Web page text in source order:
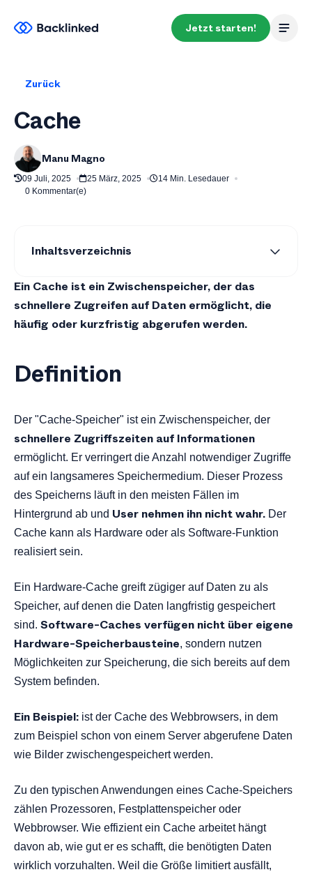
Jetzt starten!
Zurück
Cache
Manu Magno
09 Juli, 2025 25 März, 2025
14 Min. Lesedauer
0 Kommentar(e)
Inhaltsverzeichnis
Was ist das Ziel eines Cache Speichers?
Was sind die Vor- und Nachteile des Cache
Speichers?
Warum sollte man den Cache regelmäßig
leeren?
Was ist ein Force Refresh?
Ein Cache ist ein Zwischenspeicher, der das
schnellere Zugreifen auf Daten ermöglicht, die
häufig oder kurzfristig abgerufen werden.
Definition
Der "Cache-Speicher" ist ein Zwischenspeicher, der
schnellere Zugriffszeiten auf Informationen
ermöglicht. Er verringert die Anzahl notwendiger Zugriffe
auf ein langsameres Speichermedium. Dieser Prozess
des Speicherns läuft in den meisten Fällen im
Hintergrund ab und User nehmen ihn nicht wahr. Der
Cache kann als Hardware oder als Software-Funktion
realisiert sein.
Ein Hardware-Cache greift zügiger auf Daten zu als
Speicher, auf denen die Daten langfristig gespeichert
sind. Software-Caches verfügen nicht über eigene
Hardware-Speicherbausteine, sondern nutzen
Möglichkeiten zur Speicherung, die sich bereits auf dem
System befinden.
Ein Beispiel: ist der Cache des Webbrowsers, in dem
zum Beispiel schon von einem Server abgerufene Daten
wie Bilder zwischengespeichert werden.
Zu den typischen Anwendungen eines Cache-Speichers
zählen Prozessoren, Festplattenspeicher oder
Webbrowser. Wie effizient ein Cache arbeitet hängt
davon ab, wie gut er es schafft, die benötigten Daten
wirklich vorzuhalten. Weil die Größe limitiert ausfällt,